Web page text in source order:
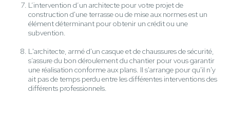
L’intervention d’un architecte pour votre projet de
construction d'une terrasse ou de mise aux normes est un
élément déterminant pour obtenir un crédit ou une
subvention.
L'architecte, armé d'un casque et de chaussures de sécurité,
s’assure du bon déroulement du chantier pour vous garantir
une réalisation conforme aux plans. Il s'arrange pour qu'il n'y
ait pas de temps perdu entre les différentes interventions des
différents professionnels.